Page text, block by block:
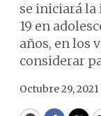
se iniciará
19 en
años, en los
considerar
Octubre 29, 2021